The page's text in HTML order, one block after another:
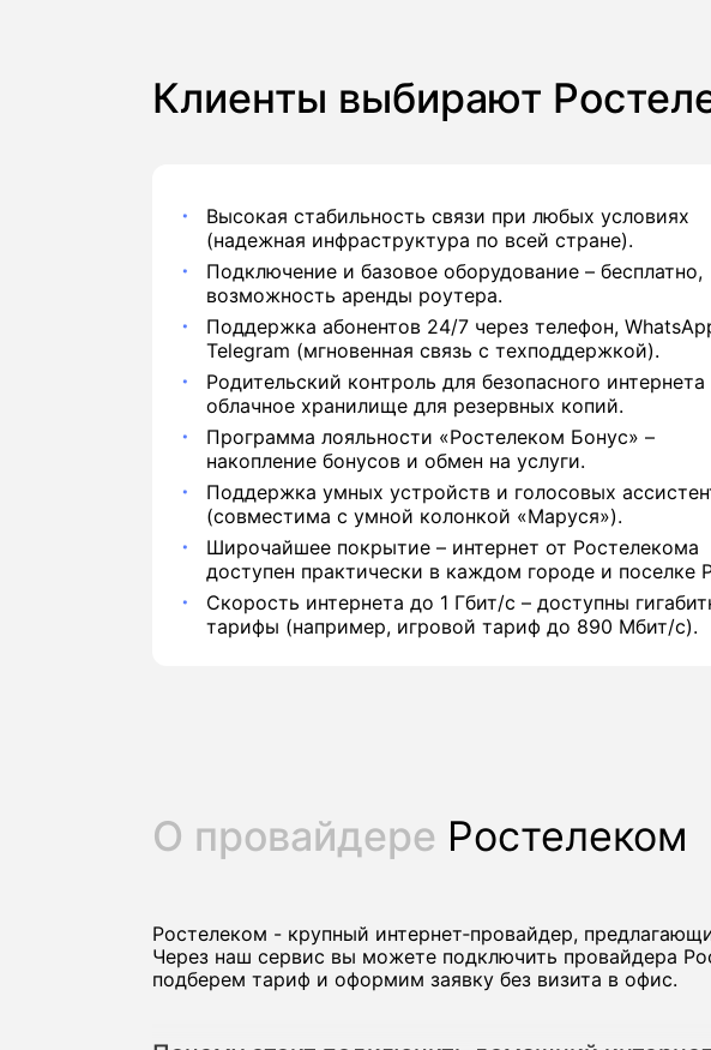
Клиенты выбирают
Высокая стабильность связи при любых условиях
(надежная инфраструктура по всей стране).
Подключение и базовое оборудование – бесплатно,
возможность аренды роутера.
Поддержка абонентов 24/7 через телефон,
Telegram (мгновенная связь с техподдержкой).
Родительский контроль для безопасного интернета
облачное хранилище для резервных копий.
Программа лояльности «Ростелеком Бонус» –
накопление бонусов и обмен на услуги.
Поддержка умных устройств и голосовых
(совместима с умной колонкой «Маруся»).
Широчайшее покрытие – интернет от Ростелекома
доступен практически в каждом городе и поселке
Скорость интернета до 1 Гбит/с – доступны
тарифы (например, игровой тариф до 890 Мбит/с).
О провайдере Ростелеком
Ростелеком - крупный интернет‑провайдер,
Через наш сервис вы можете подключить провайдера
подберем тариф и оформим заявку без визита в офис.